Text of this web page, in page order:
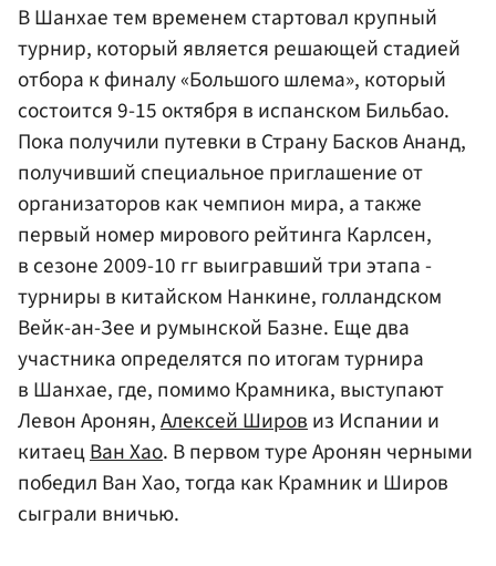
В Шанхае тем временем стартовал крупный
турнир, который является решающей стадией
отбора к финалу «Большого шлема», который
состоится 9-15 октября в испанском Бильбао.
Пока получили путевки в Страну Басков Ананд,
получивший специальное приглашение от
организаторов как чемпион мира, а также
первый номер мирового рейтинга Карлсен,
в сезоне 2009-10 гг выигравший три этапа -
турниры в китайском Нанкине, голландском
Вейк-ан-Зее и румынской Базне. Еще два
участника определятся по итогам турнира
в Шанхае, где, помимо Крамника, выступают
Левон Аронян,Алексей Шировиз Испании и
китаецВан Хао. В первом туре Аронян черными
победил Ван Хао, тогда как Крамник и Широв
сыграли вничью.